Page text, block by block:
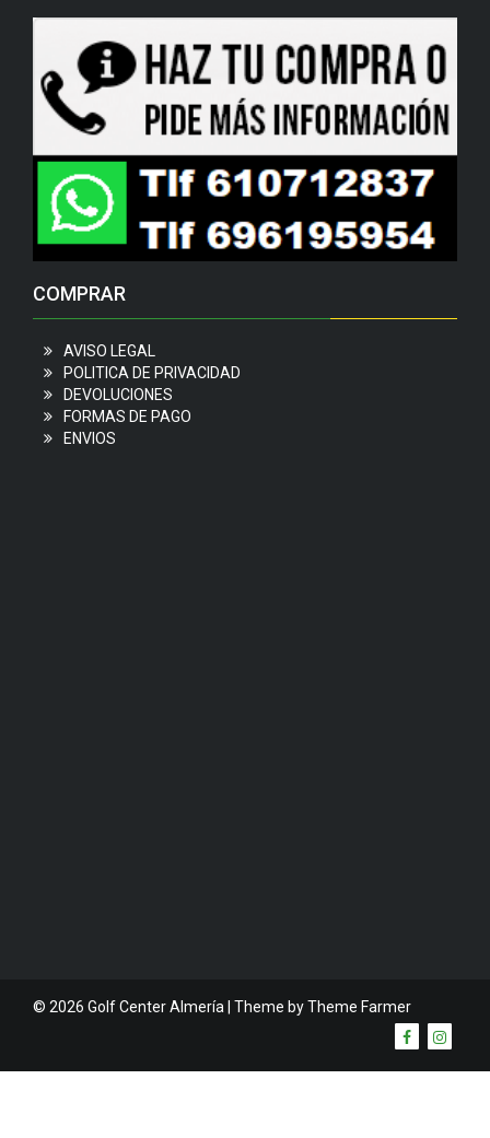
COMPRAR
AVISO LEGAL
POLITICA DE PRIVACIDAD
DEVOLUCIONES
FORMAS DE PAGO
ENVIOS
© 2026 Golf Center Almería | Theme byTheme Farmer